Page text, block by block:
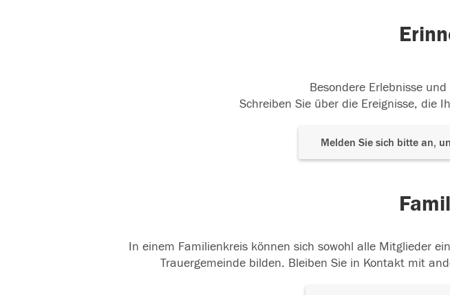
Besondere Erlebnisse
Schreiben Sie über die Ereignisse, die
Melden Sie sich bitte an,
In einem Familienkreis können sich sowohl alle Mitglieder
Trauergemeinde bilden. Bleiben Sie in Kontakt mit